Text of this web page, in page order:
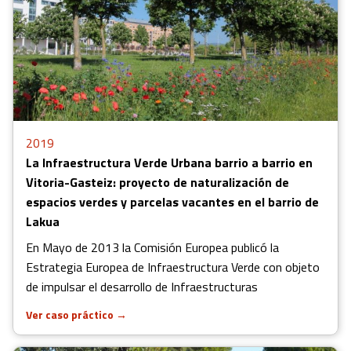
2019
La Infraestructura Verde Urbana barrio a barrio en
Vitoria-Gasteiz: proyecto de naturalización de
espacios verdes y parcelas vacantes en el barrio de
Lakua
En Mayo de 2013 la Comisión Europea publicó la
Estrategia Europea de Infraestructura Verde con objeto
de impulsar el desarrollo de Infraestructuras
Ver caso práctico →